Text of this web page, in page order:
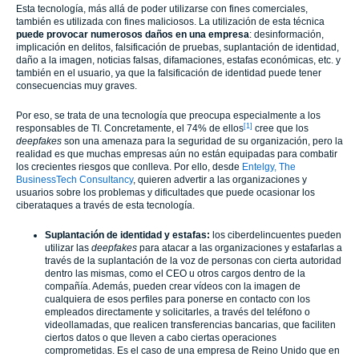
Esta tecnología, más allá de poder utilizarse con fines comerciales,
también es utilizada con fines maliciosos. La utilización de esta técnica
puede provocar numerosos daños en una empresa: desinformación,
implicación en delitos, falsificación de pruebas, suplantación de identidad,
daño a la imagen, noticias falsas, difamaciones, estafas económicas, etc. y
también en el usuario, ya que la falsificación de identidad puede tener
consecuencias muy graves.
Por eso, se trata de una tecnología que preocupa especialmente a los
responsables de TI. Concretamente, el 74% de ellos[1] cree que los
deepfakes son una amenaza para la seguridad de su organización, pero la
realidad es que muchas empresas aún no están equipadas para combatir
los crecientes riesgos que conlleva. Por ello, desde Entelgy, The
BusinessTech Consultancy, quieren advertir a las organizaciones y
usuarios sobre los problemas y dificultades que puede ocasionar los
ciberataques a través de esta tecnología.
Suplantación de identidad y estafas: los ciberdelincuentes pueden
utilizar las deepfakes para atacar a las organizaciones y estafarlas a
través de la suplantación de la voz de personas con cierta autoridad
dentro las mismas, como el CEO u otros cargos dentro de la
compañía. Además, pueden crear vídeos con la imagen de
cualquiera de esos perfiles para ponerse en contacto con los
empleados directamente y solicitarles, a través del teléfono o
videollamadas, que realicen transferencias bancarias, que faciliten
ciertos datos o que lleven a cabo ciertas operaciones
comprometidas. Es el caso de una empresa de Reino Unido que en